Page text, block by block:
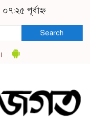
পূর্বাহ্ন
Search